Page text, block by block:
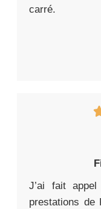
carré.
J’ai fait
prestations de